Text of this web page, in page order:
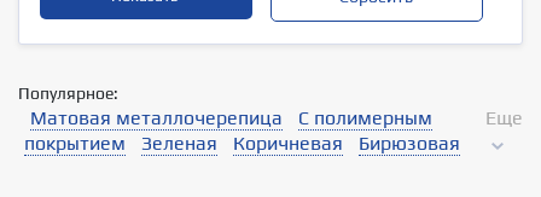
Популярное:
Матовая металлочерепица
С полимерным
покрытием
Зеленая Коричневая Бирюзовая
Еще